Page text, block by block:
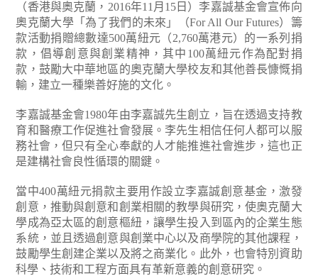
（香港與奧克蘭，2016年11月15日）李嘉誠基金會宣佈向
奧克蘭大學「為了我們的未來」（For All Our Futures）籌
款活動捐贈總數達500萬紐元（2,760萬港元）的一系列捐
款，倡導創意與創業精神，其中100萬紐元作為配對捐
款，鼓勵大中華地區的奧克蘭大學校友和其他善長慷慨捐
輸，建立一種樂善好施的文化。
李嘉誠基金會1980年由李嘉誠先生創立，旨在透過支持教
育和醫療工作促進社會發展。李先生相信任何人都可以服
務社會，但只有全心奉獻的人才能推進社會進步，這也正
是建構社會良性循環的關鍵。
當中400萬紐元捐款主要用作設立李嘉誠創意基金，激發
創意，推動與創意和創業相關的教學與研究，使奧克蘭大
學成為亞太區的創意樞紐，讓學生投入到區內的企業生態
系統，並且透過創意與創業中心以及商學院的其他課程，
鼓勵學生創建企業以及將之商業化。此外，也會特別資助
科學、技術和工程方面具有革新意義的創意研究。